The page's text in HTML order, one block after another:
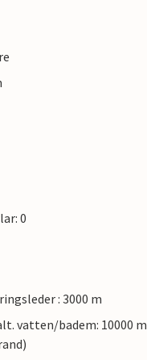
0
: 3000 m
vatten/badem: 10000 m